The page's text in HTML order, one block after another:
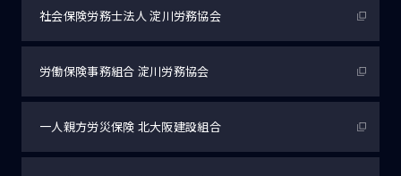
社会保険労務士法人淀川労務協会
労働保険事務組合 淀川労務協会
一人親方労災保険 北大阪建設組合